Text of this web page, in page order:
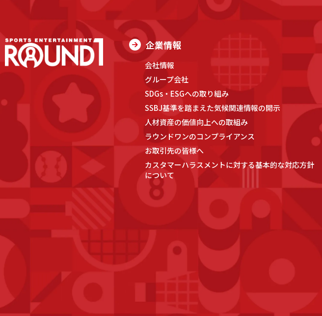
企業情報
会社情報
グループ会社
SDGs・ESGへの取り組み
SSBJ基準を踏まえた気候関連情報の開示
人材資産の価値向上への取組み
ラウンドワンのコンプライアンス
お取引先の皆様へ
カスタマーハラスメントに対する基本的な対応方針
について